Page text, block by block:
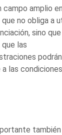
campo amplio
no obliga a
sino
las
las